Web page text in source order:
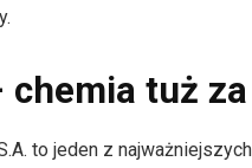
tuż
to jeden z